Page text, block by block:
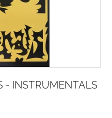
‎- INSTRUMENTALS